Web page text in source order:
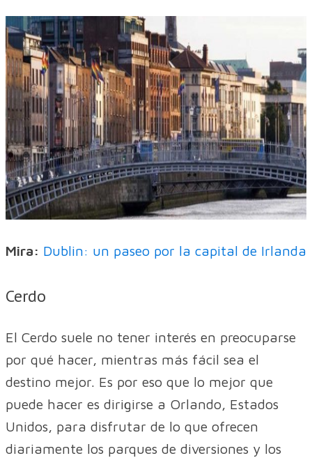
Mira: Dublin: un paseo por la capital de Irlanda
Cerdo
El Cerdo suele no tener interés en preocuparse
por qué hacer, mientras más fácil sea el
destino mejor. Es por eso que lo mejor que
puede hacer es dirigirse a Orlando, Estados
Unidos, para disfrutar de lo que ofrecen
diariamente los parques de diversiones y los